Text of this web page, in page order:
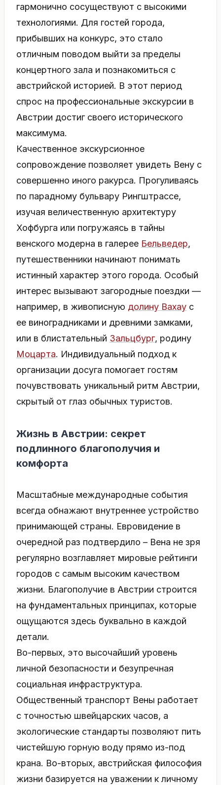
гармонично сосуществуют с высокими
технологиями. Для гостей города,
прибывших на конкурс, это стало
отличным поводом выйти за пределы
концертного зала и познакомиться с
австрийской историей. В этот период
спрос на профессиональные экскурсии в
Австрии достиг своего исторического
максимума.
Качественное экскурсионное
сопровождение позволяет увидеть Вену с
совершенно иного ракурса. Прогуливаясь
по парадному бульвару Рингштрассе,
изучая величественную архитектуру
Хофбурга или погружаясь в тайны
венского модерна в галерее Бельведер,
путешественники начинают понимать
истинный характер этого города. Особый
интерес вызывают загородные поездки —
например, в живописную долину Вахау с
ее виноградниками и древними замками,
или в блистательный Зальцбург, родину
Моцарта. Индивидуальный подход к
организации досуга помогает гостям
почувствовать уникальный ритм Австрии,
скрытый от глаз обычных туристов.
Жизнь в Австрии: секрет
подлинного благополучия и
комфорта
Масштабные международные события
всегда обнажают внутреннее устройство
принимающей страны. Евровидение в
очередной раз подтвердило – Вена не зря
регулярно возглавляет мировые рейтинги
городов с самым высоким качеством
жизни. Благополучие в Австрии строится
на фундаментальных принципах, которые
ощущаются здесь буквально в каждой
детали.
Во-первых, это высочайший уровень
личной безопасности и безупречная
социальная инфраструктура.
Общественный транспорт Вены работает
с точностью швейцарских часов, а
экологические стандарты позволяют пить
чистейшую горную воду прямо из-под
крана. Во-вторых, австрийская философия
жизни базируется на уважении к личному